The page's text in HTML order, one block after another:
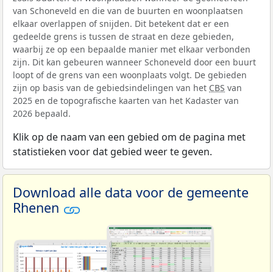
van Schoneveld en die van de buurten en woonplaatsen
elkaar overlappen of snijden. Dit betekent dat er een
gedeelde grens is tussen de straat en deze gebieden,
waarbij ze op een bepaalde manier met elkaar verbonden
zijn. Dit kan gebeuren wanneer Schoneveld door een buurt
loopt of de grens van een woonplaats volgt. De gebieden
zijn op basis van de gebiedsindelingen van het CBS van
2025 en de topografische kaarten van het Kadaster van
2026 bepaald.
Klik op de naam van een gebied om de pagina met
statistieken voor dat gebied weer te geven.
Download alle data voor de gemeente
Rhenen